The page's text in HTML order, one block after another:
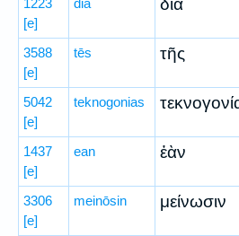
1223
[e]
dia διὰ
3588
[e]
tēs τῆς
5042
[e]
teknogonias
1437
[e]
ean ἐὰν
3306
[e]
meinōsin μείνωσιν